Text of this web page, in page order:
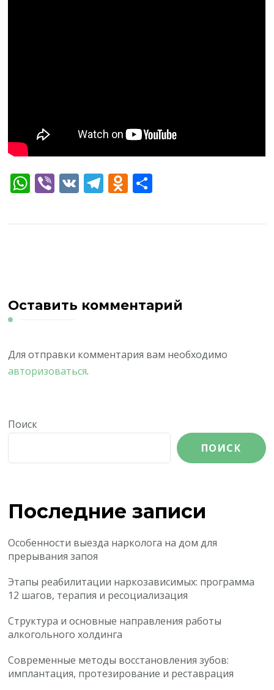
WhatsApp
Viber
VKTelegram
Odnoklassniki
Оставить комментарий
Для отправки комментария вам необходимо
авторизоваться.
Поиск
ПОИСК
Последние записи
Особенности выезда нарколога на дом для
прерывания запоя
Этапы реабилитации наркозависимых: программа
12 шагов, терапия и ресоциализация
Структура и основные направления работы
алкогольного холдинга
Современные методы восстановления зубов:
имплантация, протезирование и реставрация